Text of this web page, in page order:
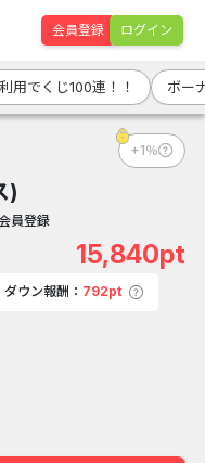
会員登録 ログイン
用でくじ100連！！ ボー
+1％
)
員登録
15,840pt
ダウン報酬： 792pt